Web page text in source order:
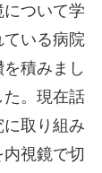
ついて学
いる病院
積みまし
。現在話
取り組み
視鏡で切